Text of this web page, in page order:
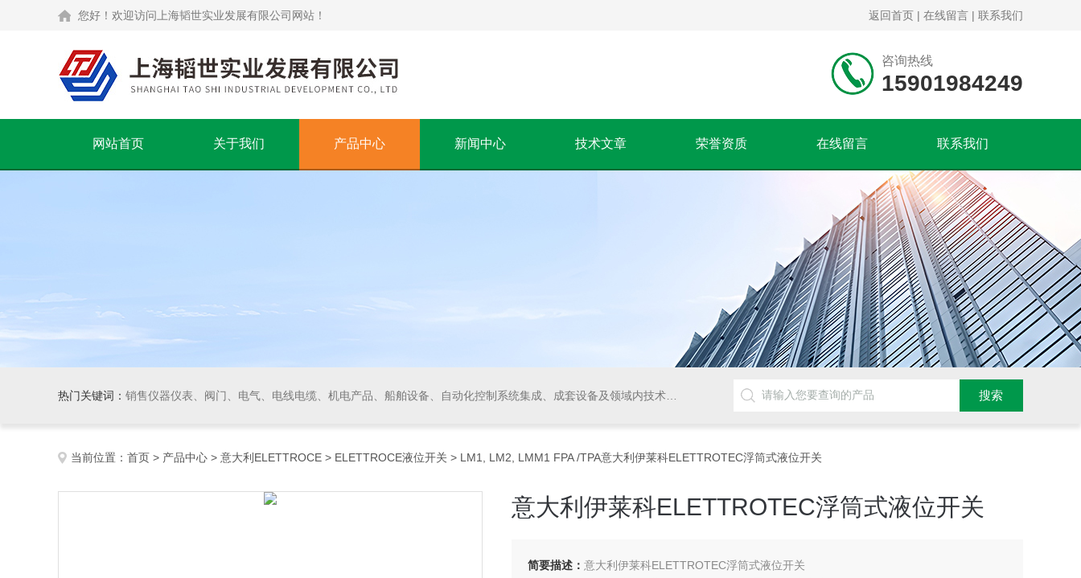
您好！欢迎访问上海韬世实业发展有限公司网站！ 返回首页 | 在线留言 | 联系我们
咨询热线
15901984249
网站首页 关于我们 产品中心 新闻中心 技术文章 荣誉资质 在线留言 联系我们
热门关键词： 销售仪器仪表、阀门、电气、电线电缆、机电产品、船舶设备、自动化控制系统集成、成套设备及领域内技术开发、技术转让、技术咨询、技术服务，从事货物及技术的进出口业务，仪器仪表、阀门、电线电缆的生产、加工。
当前位置： 首页 > 产品中心 > 意大利ELETTROCE > ELETTROCE液位开关 > LM1, LM2, LMM1 FPA /TPA意大利伊莱科ELETTROTEC浮筒式液位开关
意大利伊莱科ELETTROTEC浮筒式液位开关
简要描述： 意大利伊莱科ELETTROTEC浮筒式液位开关